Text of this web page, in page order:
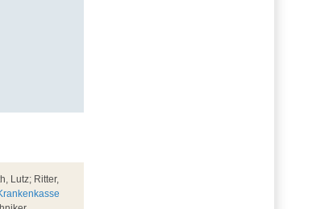
Lutz; Ritter,